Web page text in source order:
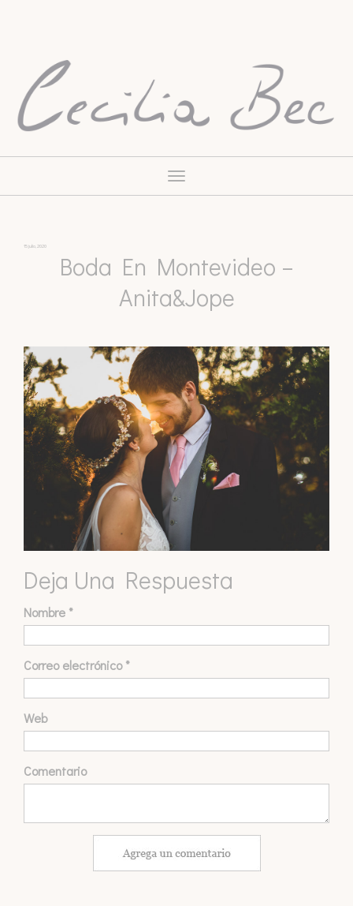
Toggle
navigation
15 julio, 2020
Boda En Montevideo –
Anita&Jope
Deja Una Respuesta
Nombre *
Correo electrónico*
Web
Comentario